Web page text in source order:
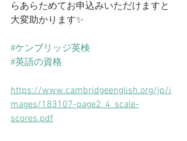
らあらためてお申込みいただけますと
大変助かります✨
#ケンブリッジ英検
#英語の資格
https://www.cambridgeenglish.org/jp/i
mages/183107-page2_4_scale-
scores.pdf